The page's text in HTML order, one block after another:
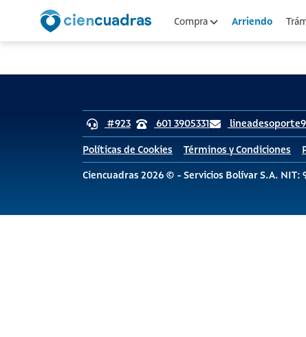
Compra Arriendo
#923 601 3905331
Políticas de Cookies Términos y Condiciones
Ciencuadras 2026 © - Servicios Bolívar S.A. NIT: